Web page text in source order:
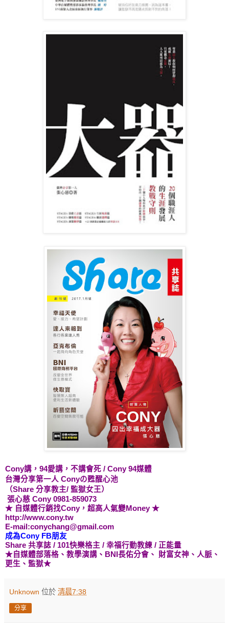
Cony講，94愛講，不講會死 / Cony 94媒體
台灣分享第一人 Conyの甦醒心池
（Share 分享教主/ 監獄女王）
張心慈 Cony 0981-859073
★ 自媒體行銷找Cony，超高人氣變Money ★
http://www.cony.tw
E-mail:conychang@gmail.com
成為Cony FB朋友
Share 共享誌 / 101快樂格主 / 幸福行動教練 / 正能量
★自媒體部落格、教學演講 、BNI長佑分會、 財富女神 、人脈、
更生、監獄★
Unknown 位於 清晨7:38
分享